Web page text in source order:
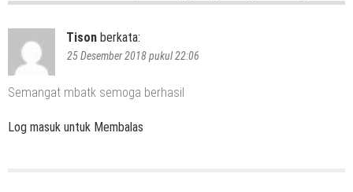
Tison berkata:
25 Desember 2018 pukul 22:06
Semangat mbatk semoga berhasil
Log masuk untuk Membalas